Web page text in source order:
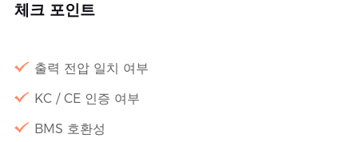
체크 포인트
출력 전압 일치 여부
KC / CE 인증 여부
BMS 호환성